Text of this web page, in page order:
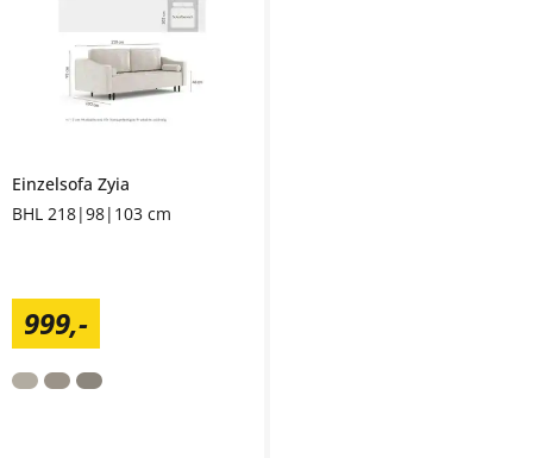
Einzelsofa Zyia
BHL 218|98|103 cm
999,-